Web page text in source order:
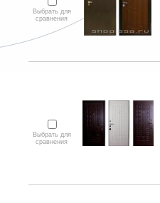
Выбрать для
сравнения
Выбрать для
сравнения